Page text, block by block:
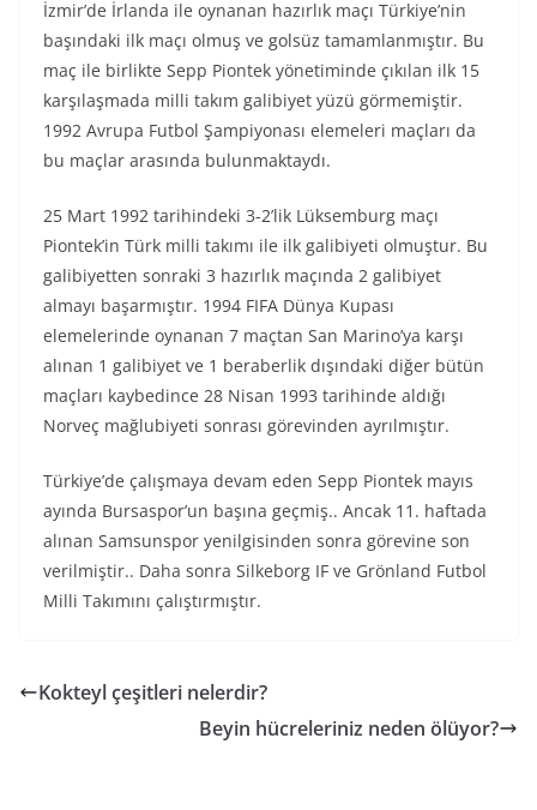
İzmir’de İrlanda ile oynanan hazırlık maçı Türkiye’nin
başındaki ilk maçı olmuş ve golsüz tamamlanmıştır. Bu
maç ile birlikte Sepp Piontek yönetiminde çıkılan ilk 15
karşılaşmada milli takım galibiyet yüzü görmemiştir.
1992 Avrupa Futbol Şampiyonası elemeleri maçları da
bu maçlar arasında bulunmaktaydı.
25 Mart 1992 tarihindeki 3-2’lik Lüksemburg maçı
Piontek’in Türk milli takımı ile ilk galibiyeti olmuştur. Bu
galibiyetten sonraki 3 hazırlık maçında 2 galibiyet
almayı başarmıştır. 1994 FIFA Dünya Kupası
elemelerinde oynanan 7 maçtan San Marino’ya karşı
alınan 1 galibiyet ve 1 beraberlik dışındaki diğer bütün
maçları kaybedince 28 Nisan 1993 tarihinde aldığı
Norveç mağlubiyeti sonrası görevinden ayrılmıştır.
Türkiye’de çalışmaya devam eden Sepp Piontek mayıs
ayında Bursaspor’un başına geçmiş.. Ancak 11. haftada
alınan Samsunspor yenilgisinden sonra görevine son
verilmiştir.. Daha sonra Silkeborg IF ve Grönland Futbol
Milli Takımını çalıştırmıştır.
Kokteyl çeşitleri nelerdir?
Beyin hücreleriniz neden ölüyor?